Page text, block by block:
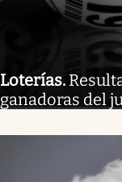
Loterías.
ganadoras del